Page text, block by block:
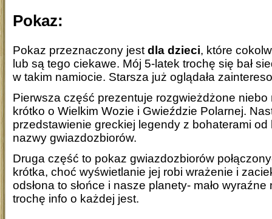
Pokaz:
Pokaz przeznaczony jestdla dzieci, które
lub są tego ciekawe. Mój 5-latek trochę się bał
w takim namiocie. Starsza już oglądała
Pierwsza część prezentuje rozgwieżdżone niebo
krótko o Wielkim Wozie i Gwieździe Polarnej.
przedstawienie greckiej legendy z bohaterami
nazwy gwiazdozbiorów.
Druga część to pokaz gwiazdozbiorów
krótka, choć wyświetlanie jej robi wrażenie i
odsłona to słońce i nasze planety- mało
trochę info o każdej jest.